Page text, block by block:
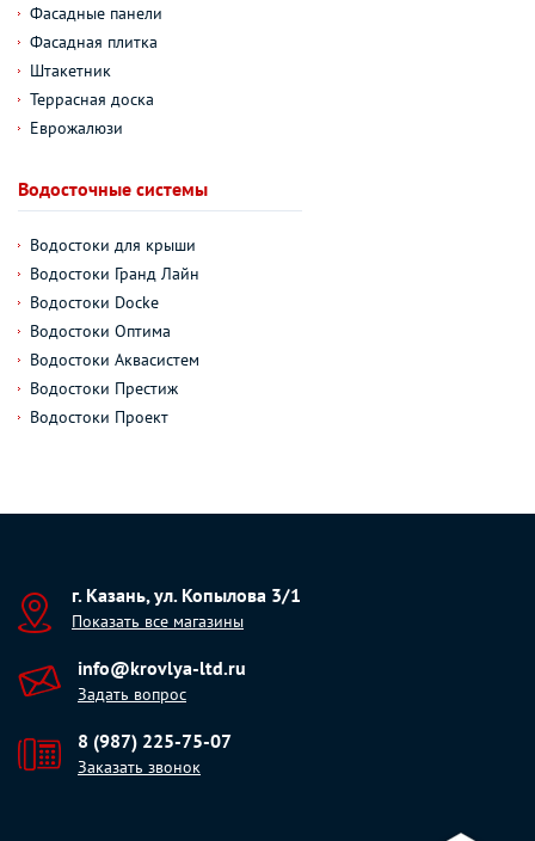
Фасадные панели
Фасадная плитка
Штакетник
Террасная доска
Еврожалюзи
Водосточные системы
Водостоки для крыши
Водостоки Гранд Лайн
Водостоки Docke
Водостоки Оптима
Водостоки Аквасистем
Водостоки Престиж
Водостоки Проект
г. Казань, ул. Копылова 3/1
Показать все магазины
info@krovlya-ltd.ru
Задать вопрос
8 (987) 225-75-07
Заказать звонок